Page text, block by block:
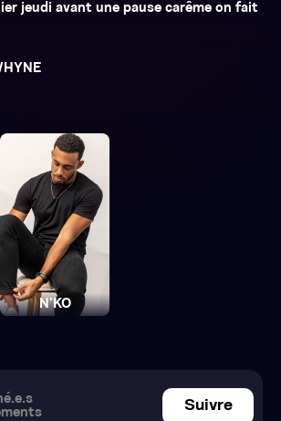
jeudi avant une pause carême on fait
N’KO
Suivre